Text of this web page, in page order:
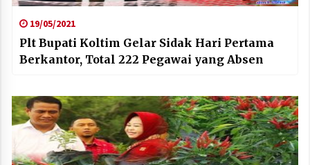
19/05/2021
Plt Bupati Koltim Gelar Sidak Hari Pertama
Berkantor, Total 222 Pegawai yang Absen